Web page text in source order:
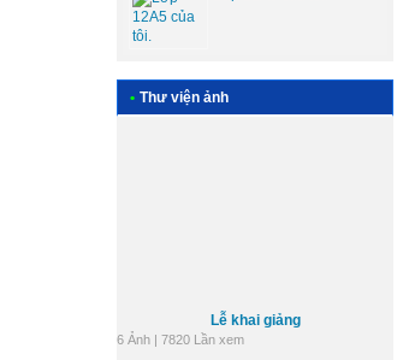
• Thư viện ảnh
Lễ khai giảng
6 Ảnh | 7820 Lần xem